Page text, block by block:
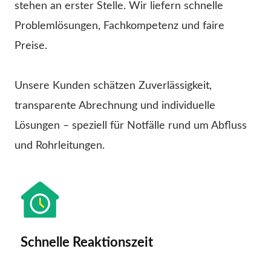
stehen an erster Stelle. Wir liefern schnelle
Problemlösungen, Fachkompetenz und faire
Preise.
Unsere Kunden schätzen Zuverlässigkeit,
transparente Abrechnung und individuelle
Lösungen – speziell für Notfälle rund um Abfluss
und Rohrleitungen.
Schnelle Reaktionszeit